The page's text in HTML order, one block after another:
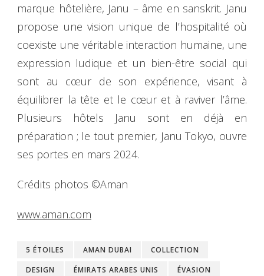
marque hôtelière, Janu – âme en sanskrit. Janu
propose une vision unique de l’hospitalité où
coexiste une véritable interaction humaine, une
expression ludique et un bien-être social qui
sont au cœur de son expérience, visant à
équilibrer la tête et le cœur et à raviver l’âme.
Plusieurs hôtels Janu sont en déjà en
préparation ; le tout premier, Janu Tokyo, ouvre
ses portes en mars 2024.
Crédits photos ©Aman
www.aman.com
5 ÉTOILES AMAN DUBAI
COLLECTION
DESIGN
ÉMIRATS ARABES UNIS
ÉVASION